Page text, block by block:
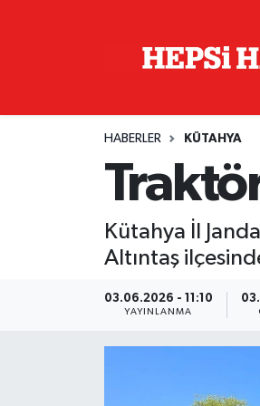
HABERLER KÜTAHYA
Kütahya İl
Altıntaş
03.06.2026 - 11:10
YAYINLANMA
Biyografi
Ekonomi
İstanbul Nöbetçi Eczaneler
İstanbul Hava Durumu
İzmir Namaz Vakitleri
Süper Lig Puan Durumu ve
Tüm Manşetler
Son Dakika Haberleri